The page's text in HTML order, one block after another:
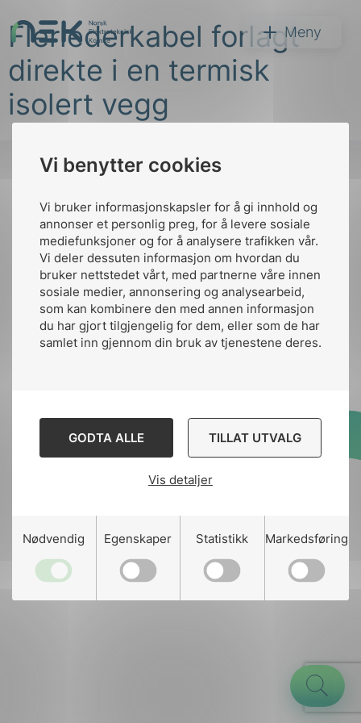
Vi benytter cookies
Vi bruker informasjonskapsler for å gi innhold og
annonser et personlig preg, for å levere sosiale
mediefunksjoner og for å analysere trafikken vår.
Vi deler dessuten informasjon om hvordan du
bruker nettstedet vårt, med partnerne våre innen
sosiale medier, annonsering og analysearbeid,
som kan kombinere den med annen informasjon
du har gjort tilgjengelig for dem, eller som de har
samlet inn gjennom din bruk av tjenestene deres.
GODTA ALLE TILLAT UTVALG
Vis detaljer
Nødvendig Egenskaper Statistikk Markedsføring
til
innhold
NEK Meny
Søk
Flerlederkabel forlagt
direkte i en termisk
isolert vegg
Kontakt oss
Ansatte
nek@nek.no
Bruk av Cookies
Designed and developed
Til
toppen